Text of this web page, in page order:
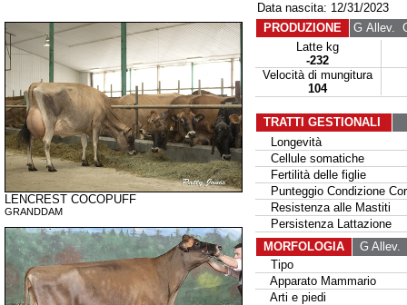
LENCREST COCOPUFF
GRANDDAM
Data nascita: 12/31/2023
PRODUZIONE
G Allev.
Latte kg
-232
Velocità di mungitura
104
TRATTI GESTIONALI
Longevità
Cellule somatiche
Fertilità delle figlie
Punteggio Condizione
Resistenza alle Mastiti
Persistenza Lattazione
MORFOLOGIA
G Allev.
Tipo
Apparato Mammario
Arti e piedi